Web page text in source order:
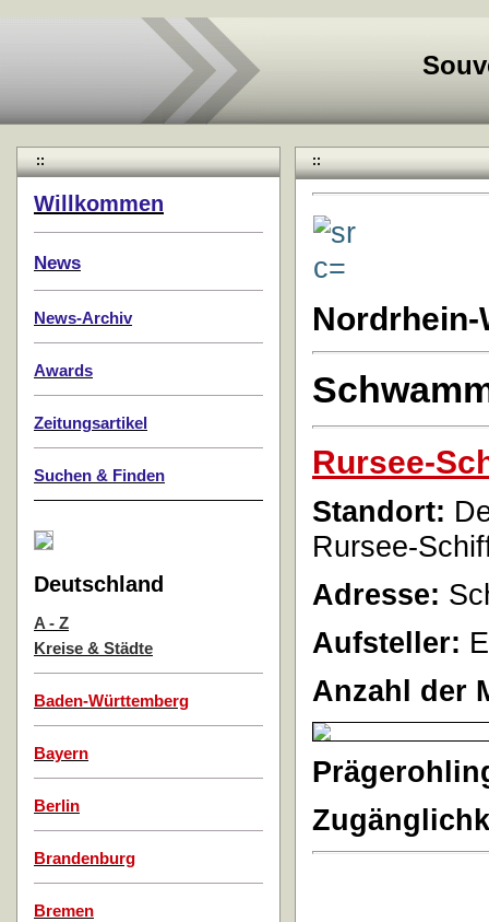
::
Willkommen
News
News-Archiv
Awards
Zeitungsartikel
Suchen & Finden
Deutschland
A - Z
Kreise & Städte
Baden-Württemberg
Bayern
Berlin
Brandenburg
Bremen
::
Nordrhein-
Rursee-
Standort:
Rursee-
Adresse:
Aufsteller:
Anzahl der